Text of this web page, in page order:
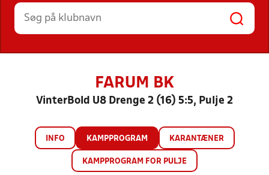
HOLD
FARUM BK
VinterBold U8 Drenge 2 (16) 5:5, Pulje 2
INFO KAMPPROGRAM KARANTÆNER
KAMPPROGRAM FOR PULJE